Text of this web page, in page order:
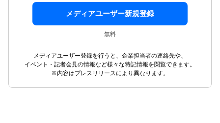
メディアユーザー新規登録
無料
メディアユーザー登録を行うと、企業担当者の連絡先や、
イベント・記者会見の情報など様々な特記情報を閲覧できます。
※内容はプレスリリースにより異なります。